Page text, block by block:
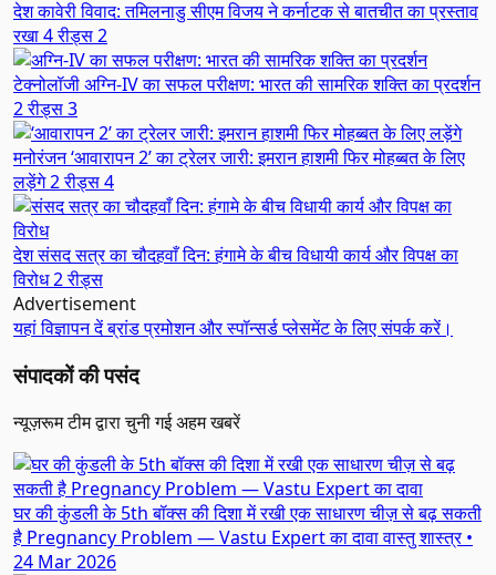
देशकावेरी विवाद: तमिलनाडु सीएम विजय ने कर्नाटक से बातचीत का प्रस्ताव
रखा4 रीड्स2
टेक्नोलॉजीअग्नि-IV का सफल परीक्षण: भारत की सामरिक शक्ति का प्रदर्शन
2 रीड्स3
मनोरंजन‘आवारापन 2’ का ट्रेलर जारी: इमरान हाशमी फिर मोहब्बत के लिए
लड़ेंगे2 रीड्स4
देशसंसद सत्र का चौदहवाँ दिन: हंगामे के बीच विधायी कार्य और विपक्ष का
विरोध2 रीड्स
Advertisement
यहां विज्ञापन देंब्रांड प्रमोशन और स्पॉन्सर्ड प्लेसमेंट के लिए संपर्क करें।
संपादकों की पसंद
न्यूज़रूम टीम द्वारा चुनी गई अहम खबरें
घर की कुंडली के 5th बॉक्स की दिशा में रखी एक साधारण चीज़ से बढ़ सकती
है Pregnancy Problem — Vastu Expert का दावावास्तु शास्त्र •
24 Mar 2026